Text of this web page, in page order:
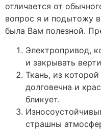
отличается от
вопрос я и подытожу
была Вам полезной.
Электропривод,
и закрывать
Ткань, из
долговечна и
бликует.
страшны